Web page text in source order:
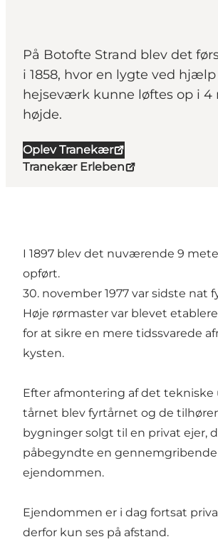
På Botofte Strand blev det
i 1858, hvor en lygte ved
hejseværk kunne løftes op i 4
højde.
Oplev Tranekær
Tranekær Erleben
I 1897 blev det nuværende 9
opført.
30. november 1977 var sidste nat
Høje rørmaster var blevet
for at sikre en mere tidssvarede
kysten.
Efter afmontering af det tekniske
tårnet blev fyrtårnet og de
bygninger solgt til en privat ejer,
påbegyndte en
ejendommen.
Ejendommen er i dag fortsat
derfor kun ses på afstand.